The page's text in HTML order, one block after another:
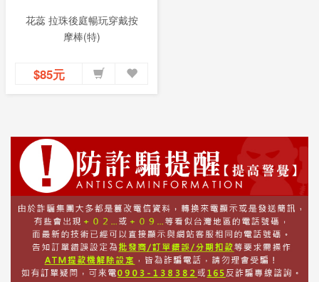
花蕊 拉珠後庭暢玩穿戴按
摩棒(特)
$85元